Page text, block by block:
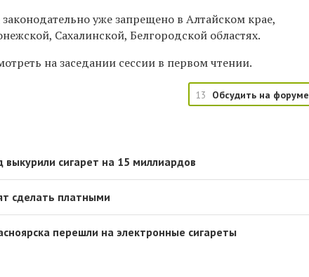
уже запрещено в Алтайском крае,
Сахалинской, Белгородской областях.
на заседании сессии в первом чтении.
13 Обсудить на форуме
выкурили сигарет на 15 миллиардов
сделать платными
перешли на электронные сигареты